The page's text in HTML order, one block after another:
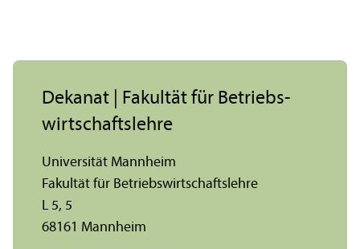
Dekanat | Fakultät für Betriebs­
wirtschafts­lehre
Universität Mannheim
Fakultät für Betriebs­wirtschafts­lehre
L 5, 5
68161 Mannheim